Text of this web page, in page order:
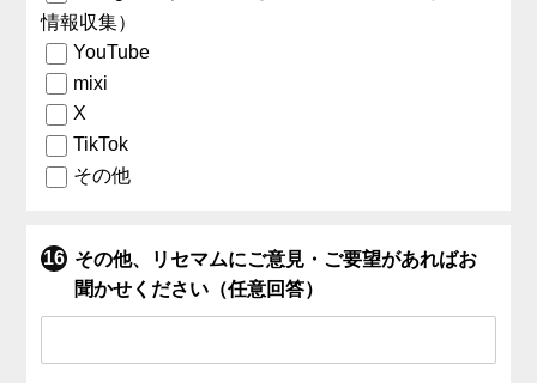
情報収集）
YouTube
mixi
X
TikTok
その他
その他、リセマムにご意見・ご要望があればお
聞かせください（任意回答）